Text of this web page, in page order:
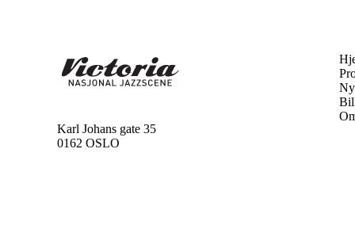
Karl Johans gate 35
0162 OSLO